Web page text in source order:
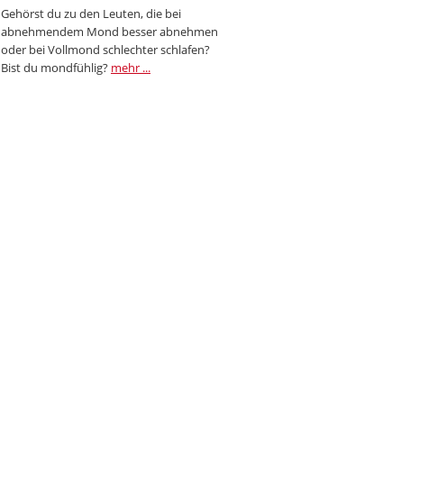
Gehörst du zu den Leuten, die bei
abnehmendem Mond besser abnehmen
oder bei Vollmond schlechter schlafen?
Bist du mondfühlig? mehr ...